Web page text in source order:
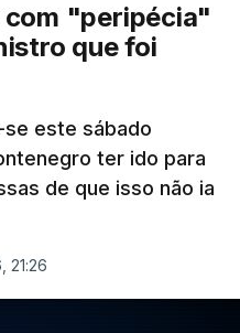
com "peripécia"
que foi
se este sábado
ter ido para
de que isso não ia
21:26